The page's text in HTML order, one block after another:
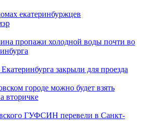
екатеринбуржцев
пропажи холодной воды почти во
закрыли для проезда
городе можно будет взять
вторичке
ГУФСИН перевели в Санкт-